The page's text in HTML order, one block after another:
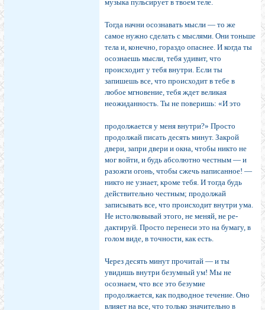
музыка пульсирует в твоем теле.
Тогда начни осознавать мысли — то же
самое нуж­но сделать с мыслями. Они тоньше
тела и, конечно, го­раздо опаснее. И когда ты
осознаешь мысли, тебя удивит, что
происходит у тебя внутри. Если ты
запишешь все, что происходит в тебе в
любое мгновение, тебя ждет великая
неожиданность. Ты не поверишь: «И это
продолжается у меня внутри?» Просто
продолжай писать де­сять минут. Закрой
двери, за­при двери и окна, чтобы ни­кто не
мог войти, и будь абсо­лютно честным — и
разожги огонь, чтобы сжечь написан­ное! —
никто не узнает, кро­ме тебя. И тогда будь
дейст­вительно честным; продолжай
записывать все, что происхо­дит внутри ума.
Не истолко­вывай этого, не меняй, не ре­
дактируй. Просто перенеси это на бумагу, в
голом виде, в точности, как есть.
Через десять минут прочитай — и ты
увидишь вну­три безумный ум! Мы не
осознаем, что все это безумие
продолжается, как подводное течение. Оно
влияет на все, что только значительно в